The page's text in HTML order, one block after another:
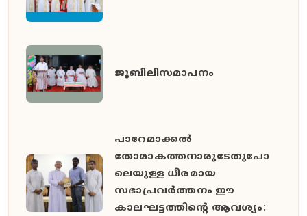
ജൂബിലിസമാപനം
പാറേമാക്കൽ
തോമാകത്തനാരുടേതുപോ
ലെയുള്ള ധീരമായ
സഭാപ്രവർത്തനം ഈ
കാലഘട്ടത്തിൻ്റെ ആവശ്യം: